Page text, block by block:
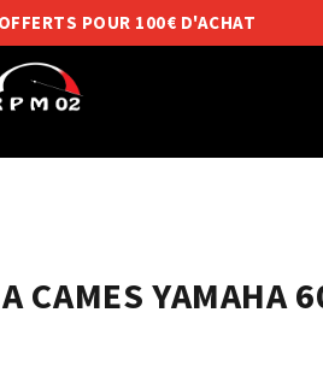
POUR 100€ D'ACHAT
CAMES YAMAHA